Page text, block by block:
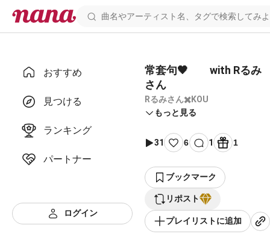
おすすめ
見つける
ランキング
パートナー
ログイン
常套句🖤 with Rるみ
さん
Rるみさん✖️KOU
もっと見る
31 6 1 1
ブックマーク
リポスト
プレイリストに追加